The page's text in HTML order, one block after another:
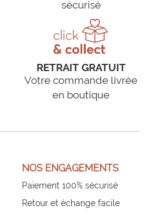
sécurisé
RETRAIT GRATUIT
Votre commande livrée
en boutique
NOS ENGAGEMENTS
Paiement 100% sécurisé
Retour et échange facile